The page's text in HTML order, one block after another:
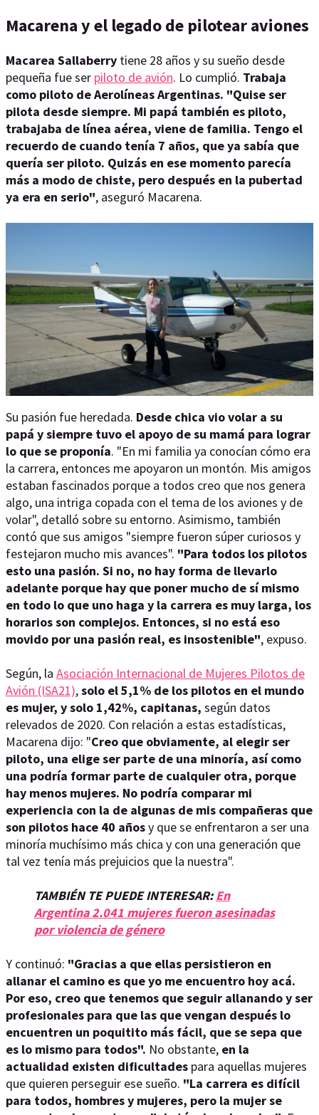
Macarena y el legado de pilotear aviones
Macarea Sallaberry tiene 28 años y su sueño desde
pequeña fue ser piloto de avión. Lo cumplió. Trabaja
como piloto de Aerolíneas Argentinas. "Quise ser
pilota desde siempre. Mi papá también es piloto,
trabajaba de línea aérea, viene de familia. Tengo el
recuerdo de cuando tenía 7 años, que ya sabía que
quería ser piloto. Quizás en ese momento parecía
más a modo de chiste, pero después en la pubertad
ya era en serio", aseguró Macarena.
Su pasión fue heredada. Desde chica vio volar a su
papá y siempre tuvo el apoyo de su mamá para lograr
lo que se proponía. "En mi familia ya conocían cómo era
la carrera, entonces me apoyaron un montón. Mis amigos
estaban fascinados porque a todos creo que nos genera
algo, una intriga copada con el tema de los aviones y de
volar", detalló sobre su entorno. Asimismo, también
contó que sus amigos "siempre fueron súper curiosos y
festejaron mucho mis avances". "Para todos los pilotos
esto una pasión. Si no, no hay forma de llevarlo
adelante porque hay que poner mucho de sí mismo
en todo lo que uno haga y la carrera es muy larga, los
horarios son complejos. Entonces, si no está eso
movido por una pasión real, es insostenible", expuso.
Según, la Asociación Internacional de Mujeres Pilotos de
Avión (ISA21),solo el 5,1% de los pilotos en el mundo
es mujer, y solo 1,42%, capitanas, según datos
relevados de 2020. Con relación a estas estadísticas,
Macarena dijo: "Creo que obviamente, al elegir ser
piloto, una elige ser parte de una minoría, así como
una podría formar parte de cualquier otra, porque
hay menos mujeres. No podría comparar mi
experiencia con la de algunas de mis compañeras que
son pilotos hace 40 añosy que se enfrentaron a ser una
minoría muchísimo más chica y con una generación que
tal vez tenía más prejuicios que la nuestra".
TAMBIÉN TE PUEDE INTERESAR:En
Argentina 2.041 mujeres fueron asesinadas
por violencia de género
Y continuó: "Gracias a que ellas persistieron en
allanar el camino es que yo me encuentro hoy acá.
Por eso, creo que tenemos que seguir allanando y ser
profesionales para que las que vengan después lo
encuentren un poquitito más fácil, que se sepa que
es lo mismo para todos". No obstante, en la
actualidad existen dificultades para aquellas mujeres
que quieren perseguir ese sueño. "La carrera es difícil
para todos, hombres y mujeres, pero la mujer se